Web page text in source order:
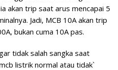
akan trip saat arus mencapai 5
Jadi, MCB 10A akan trip
bukan cuma 10A pas.
tidak salah sangka saat
listrik normal atau tidak`